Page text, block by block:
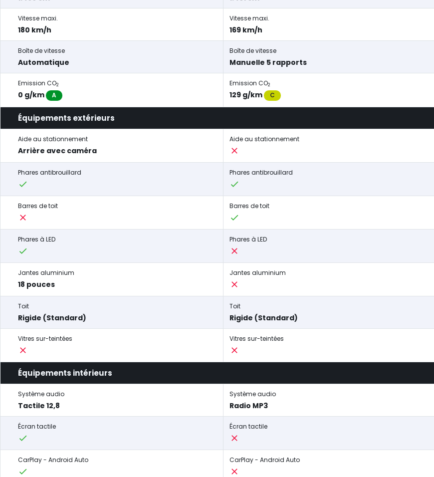
Vitesse maxi.
180 km/h
Vitesse maxi.
169 km/h
Boîte de vitesse
Automatique
Boîte de vitesse
Manuelle 5 rapports
Emission CO2
0 g/km A
Emission CO2
129 g/km C
Équipements extérieurs
Aide au stationnement
Arrière avec caméra
Aide au stationnement
Phares antibrouillard Phares antibrouillard
Barres de toit Barres de toit
Phares à LED Phares à LED
Jantes aluminium
18 pouces
Jantes aluminium
Toit
Rigide (Standard)
Toit
Rigide (Standard)
Vitres sur-teintées Vitres sur-teintées
Équipements intérieurs
Système audio
Tactile 12,8
Système audio
Radio MP3
Écran tactile Écran tactile
CarPlay - Android Auto CarPlay - Android Auto